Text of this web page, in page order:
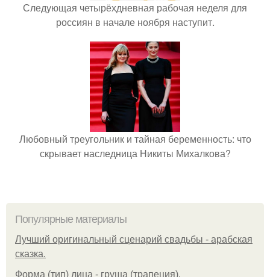
Следующая четырёхдневная рабочая неделя для
россиян в начале ноября наступит.
Любовный треугольник и тайная беременность: что
скрывает наследница Никиты Михалкова?
Популярные материалы
Лучший оригинальный сценарий свадьбы - арабская
сказка.
Форма (тип) лица - груша (трапеция).